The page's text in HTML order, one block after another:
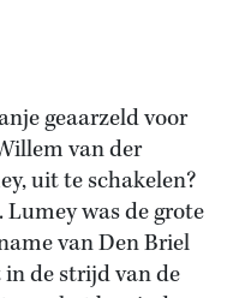
geaarzeld voor
van der
uit te schakelen?
was de grote
van Den Briel
de strijd van de